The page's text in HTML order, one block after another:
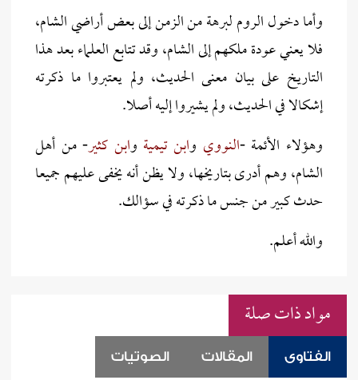
وأما دخول الروم لبرهة من الزمن إلى بعض أراضي الشام،
فلا يعني عودة ملكهم إلى الشام، وقد تتابع العلماء بعد هذا
التاريخ على بيان معنى الحديث، ولم يعتبروا ما ذكرته
إشكالا في الحديث، ولم يشيروا إليه أصلا.
وهؤلاء الأئمة -النووي وابنتيمية وابن كثير- من أهل
الشام، وهم أدرى بتاريخها، ولا يظن أنه يخفى عليهم جميعا
حدث كبير من جنس ما ذكرته في سؤالك.
والله أعلم.
مواد ذات صلة
الفتاوى المقالات الصوتيات